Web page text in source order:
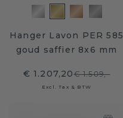
Hanger Lavon PER 585
goud saffier 8x6 mm
€ 1.207,20€ 1.509,-
Excl. Tax & BTW